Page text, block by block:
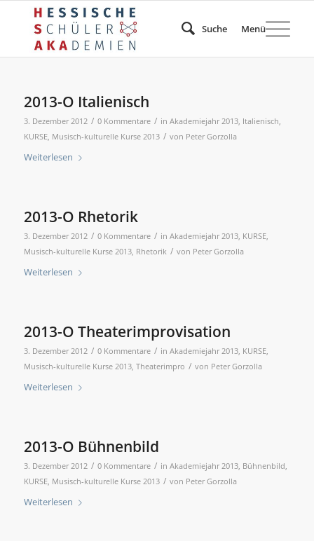
Suche Menü
2013-O Italienisch
3. Dezember 2012 / 0 Kommentare / in Akademiejahr 2013, Italienisch,
KURSE, Musisch-kulturelle Kurse 2013 / von Peter Gorzolla
Weiterlesen
2013-O Rhetorik
3. Dezember 2012 / 0 Kommentare / in Akademiejahr 2013, KURSE,
Musisch-kulturelle Kurse 2013, Rhetorik / von Peter Gorzolla
Weiterlesen
2013-O Theaterimprovisation
3. Dezember 2012 / 0 Kommentare / in Akademiejahr 2013, KURSE,
Musisch-kulturelle Kurse 2013, Theaterimpro / von Peter Gorzolla
Weiterlesen
2013-O Bühnenbild
3. Dezember 2012 / 0 Kommentare / in Akademiejahr 2013, Bühnenbild,
KURSE, Musisch-kulturelle Kurse 2013 / von Peter Gorzolla
Weiterlesen